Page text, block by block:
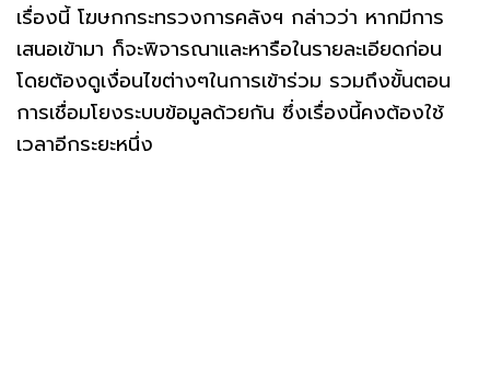
เรื่องนี้ โฆษกกระทรวงการคลังฯ กล่าวว่า หากมีการ
เสนอเข้ามา ก็จะพิจารณาและหารือในรายละเอียดก่อน
โดยต้องดูเงื่อนไขต่างๆในการเข้าร่วม รวมถึงขั้นตอน
การเชื่อมโยงระบบข้อมูลด้วยกัน ซึ่งเรื่องนี้คงต้องใช้
เวลาอีกระยะหนึ่ง